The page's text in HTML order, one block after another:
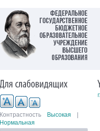
Контрастность Высокая
Нормальная